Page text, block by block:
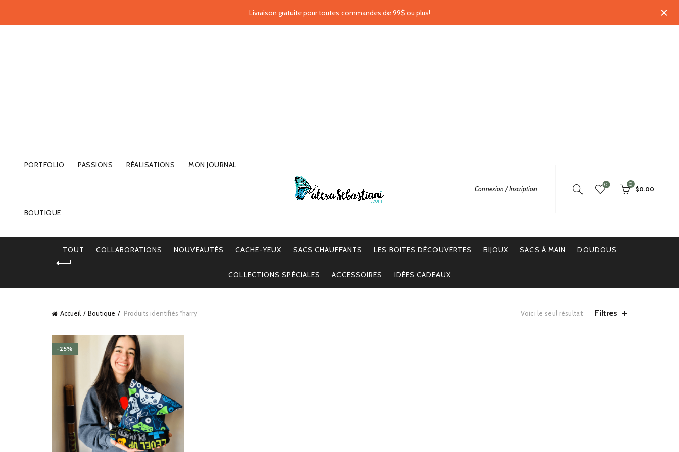
PORTFOLIO PASSIONS RÉALISATIONS MON JOURNAL
BOUTIQUE
Connexion / Inscription
0 0
$0.00
TOUT COLLABORATIONS NOUVEAUTÉS CACHE-YEUX SACS CHAUFFANTS LES BOITES DÉCOUVERTES BIJOUX SACS À MAIN DOUDOUS
COLLECTIONS SPÉCIALES ACCESSOIRES IDÉES CADEAUX
Accueil Boutique Produits identifiés “harry” Voici le seul résultat Filtres
-25%
Livraison gratuite pour toutes commandes de 99$ ou plus!